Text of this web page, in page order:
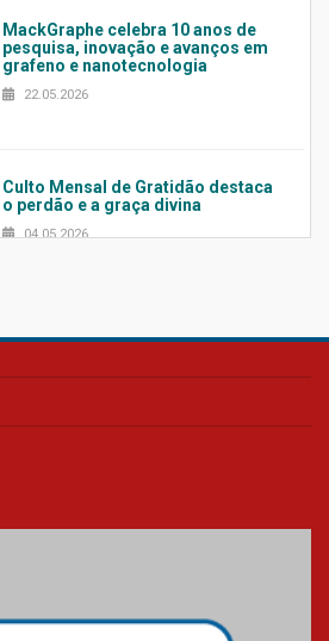
MackGraphe celebra 10 anos de
pesquisa, inovação e avanços em
grafeno e nanotecnologia
22.05.2026
Culto Mensal de Gratidão destaca
o perdão e a graça divina
04.05.2026
Confira como foi o culto mensal